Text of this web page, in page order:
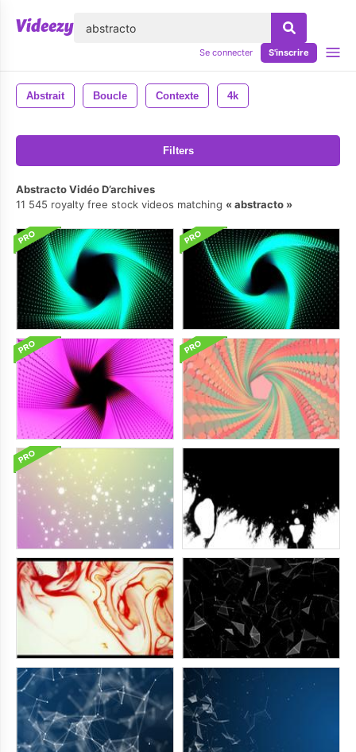
Se connecter S'inscrire
Abstrait Boucle Contexte 4k
Filters
Abstracto Vidéo D’archives
11 545 royalty free stock videos matching
abstracto